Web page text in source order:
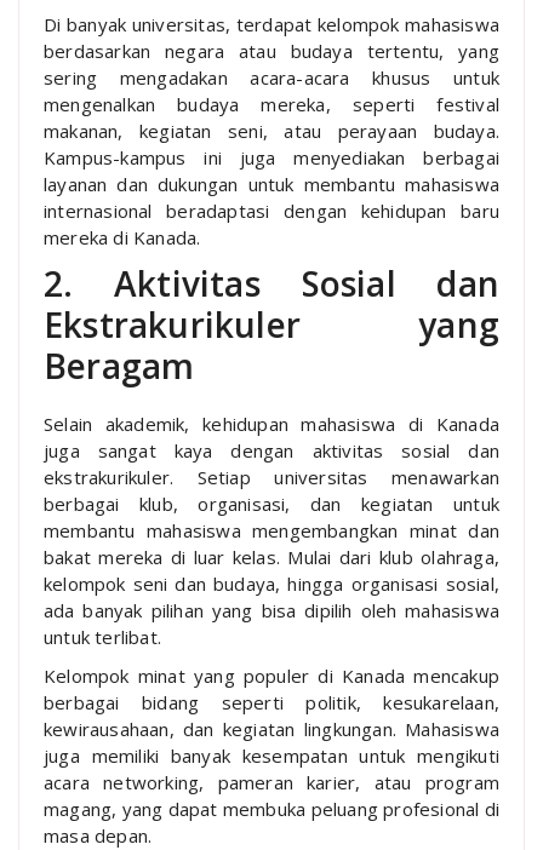
Di banyak universitas, terdapat kelompok mahasiswa
berdasarkan negara atau budaya tertentu, yang
sering mengadakan acara-acara khusus untuk
mengenalkan budaya mereka, seperti festival
makanan, kegiatan seni, atau perayaan budaya.
Kampus-kampus ini juga menyediakan berbagai
layanan dan dukungan untuk membantu mahasiswa
internasional beradaptasi dengan kehidupan baru
mereka di Kanada.
2. Aktivitas Sosial dan
Ekstrakurikuler yang
Beragam
Selain akademik, kehidupan mahasiswa di Kanada
juga sangat kaya dengan aktivitas sosial dan
ekstrakurikuler. Setiap universitas menawarkan
berbagai klub, organisasi, dan kegiatan untuk
membantu mahasiswa mengembangkan minat dan
bakat mereka di luar kelas. Mulai dari klub olahraga,
kelompok seni dan budaya, hingga organisasi sosial,
ada banyak pilihan yang bisa dipilih oleh mahasiswa
untuk terlibat.
Kelompok minat yang populer di Kanada mencakup
berbagai bidang seperti politik, kesukarelaan,
kewirausahaan, dan kegiatan lingkungan. Mahasiswa
juga memiliki banyak kesempatan untuk mengikuti
acara networking, pameran karier, atau program
magang, yang dapat membuka peluang profesional di
masa depan.